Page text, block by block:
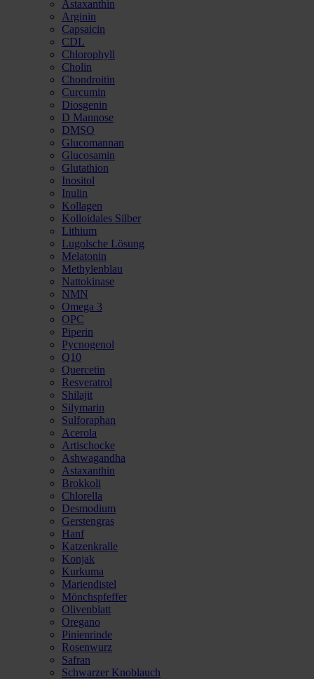
Astaxanthin
Arginin
Capsaicin
CDL
Chlorophyll
Cholin
Chondroitin
Curcumin
Diosgenin
D Mannose
DMSO
Glucomannan
Glucosamin
Glutathion
Inositol
Inulin
Kollagen
Kolloidales Silber
Lithium
Lugolsche Lösung
Melatonin
Methylenblau
Nattokinase
NMN
Omega 3
OPC
Piperin
Pycnogenol
Q10
Quercetin
Resveratrol
Shilajit
Silymarin
Sulforaphan
Acerola
Artischocke
Ashwagandha
Astaxanthin
Brokkoli
Chlorella
Desmodium
Gerstengras
Hanf
Katzenkralle
Konjak
Kurkuma
Mariendistel
Mönchspfeffer
Olivenblatt
Oregano
Pinienrinde
Rosenwurz
Safran
Schwarzer Knoblauch